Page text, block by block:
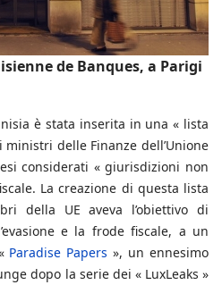
de Banques, a Parigi
è stata inserita in una « lista
delle Finanze dell’Unione
considerati « giurisdizioni non
La creazione di questa lista
della UE aveva l’obiettivo di
e la frode fiscale, a un
Paradise Papers», un ennesimo
dopo la serie dei « LuxLeaks »